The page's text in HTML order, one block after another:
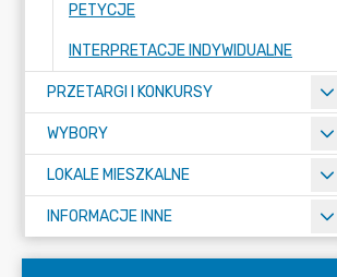
PETYCJE
INTERPRETACJE INDYWIDUALNE
PRZETARGI I KONKURSY
WYBORY
LOKALE MIESZKALNE
INFORMACJE INNE